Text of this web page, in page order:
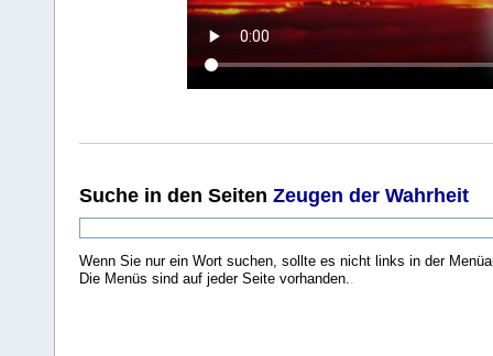
Suche in den Seiten Zeugen der Wahrheit
Wenn Sie nur ein Wort suchen, sollte es nicht links in der
Die Menüs sind auf jeder Seite vorhanden..